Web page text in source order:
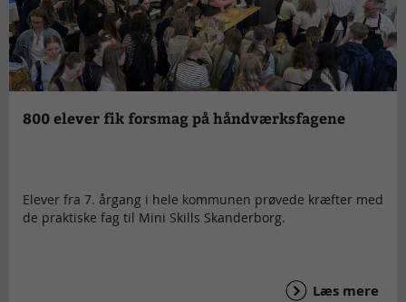
800 elever fik forsmag på håndværksfagene
Elever fra 7. årgang i hele kommunen prøvede kræfter med
de praktiske fag til Mini Skills Skanderborg.
Læs mere